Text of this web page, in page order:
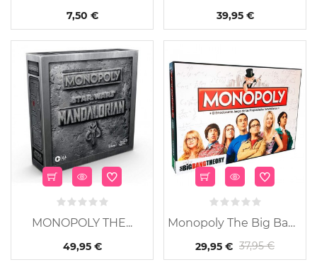
7,50 € 39,95 €
MONOPOLY THE...
49,95 €
Monopoly The Big Bang...
29,95 € 37,95 €